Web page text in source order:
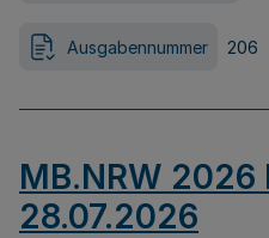
Ausgabennummer 206
MB.NRW 2026
28.07.2026